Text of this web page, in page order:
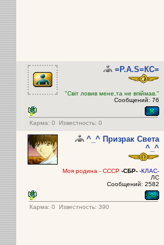
=P.A.S=КС=
"Світ ловив мене,та не впіймав."
Сообщений: 76
Карма: 0 Известность: 0
^_^ Призрак Света
^_^
Моя родина - СССР -СБР- -КЛАС-
ЛС
Сообщений: 2582
Карма: 0 Известность: 390